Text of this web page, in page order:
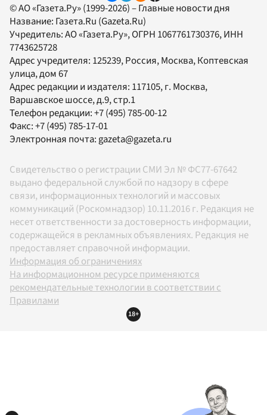
© АО «Газета.Ру» (1999-2026) – Главные новости дня
Название: Газета.Ru (Gazeta.Ru)
Учредитель:АО «Газета.Ру», ОГРН 1067761730376, ИНН
7743625728
Адрес учредителя: 125239, Россия, Москва, Коптевская
улица, дом 67
Адрес редакции и издателя: 117105, г. Москва,
Варшавское шоссе, д.9, стр.1
Телефон редакции:+7 (495) 785-00-12
Факс:+7 (495) 785-17-01
Электронная почта:gazeta@gazeta.ru
Свидетельство о регистрации СМИ Эл № ФС77-67642
выдано федеральной службой по надзору в сфере
связи, информационных технологий и массовых
коммуникаций (Роскомнадзор) 10.11.2016 г. Редакция не
несет ответственности за достоверность информации,
содержащейся в рекламных объявлениях. Редакция не
предоставляет справочной информации.
Информация об ограничениях
На информационном ресурсе применяются
рекомендательные технологии в соответствии с
Правилами
18+